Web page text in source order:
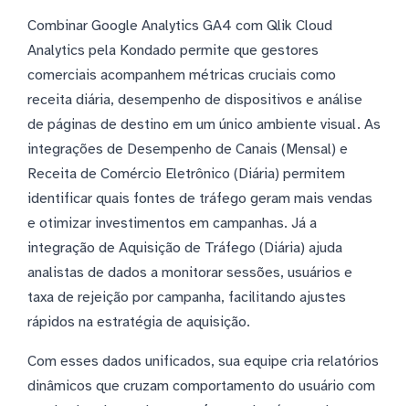
Combinar Google Analytics GA4 com Qlik Cloud
Analytics pela Kondado permite que gestores
comerciais acompanhem métricas cruciais como
receita diária, desempenho de dispositivos e análise
de páginas de destino em um único ambiente visual. As
integrações de Desempenho de Canais (Mensal) e
Receita de Comércio Eletrônico (Diária) permitem
identificar quais fontes de tráfego geram mais vendas
e otimizar investimentos em campanhas. Já a
integração de Aquisição de Tráfego (Diária) ajuda
analistas de dados a monitorar sessões, usuários e
taxa de rejeição por campanha, facilitando ajustes
rápidos na estratégia de aquisição.
Com esses dados unificados, sua equipe cria relatórios
dinâmicos que cruzam comportamento do usuário com